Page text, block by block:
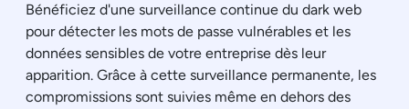
Bénéficiez d'une surveillance continue du dark web
pour détecter les mots de passe vulnérables et les
données sensibles de votre entreprise dès leur
apparition. Grâce à cette surveillance permanente, les
compromissions sont suivies même en dehors des